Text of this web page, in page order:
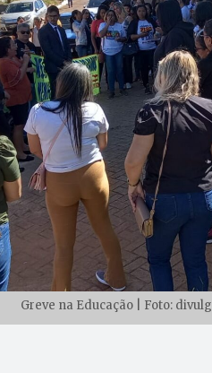
Greve na Educação | Foto: